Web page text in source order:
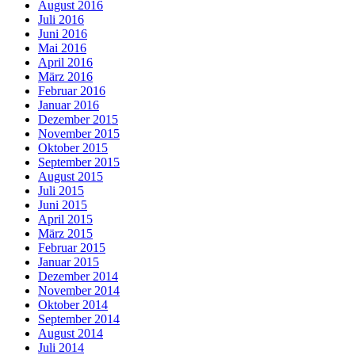
August 2016
Juli 2016
Juni 2016
Mai 2016
April 2016
März 2016
Februar 2016
Januar 2016
Dezember 2015
November 2015
Oktober 2015
September 2015
August 2015
Juli 2015
Juni 2015
April 2015
März 2015
Februar 2015
Januar 2015
Dezember 2014
November 2014
Oktober 2014
September 2014
August 2014
Juli 2014